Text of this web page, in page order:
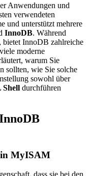
Anwendungen und
verwendeten
und unterstützt mehrere
InnoDB. Während
InnoDB zahlreiche
moderne
warum Sie
sollten, wie Sie solche
sowohl über
Shell durchführen
in MyISAM